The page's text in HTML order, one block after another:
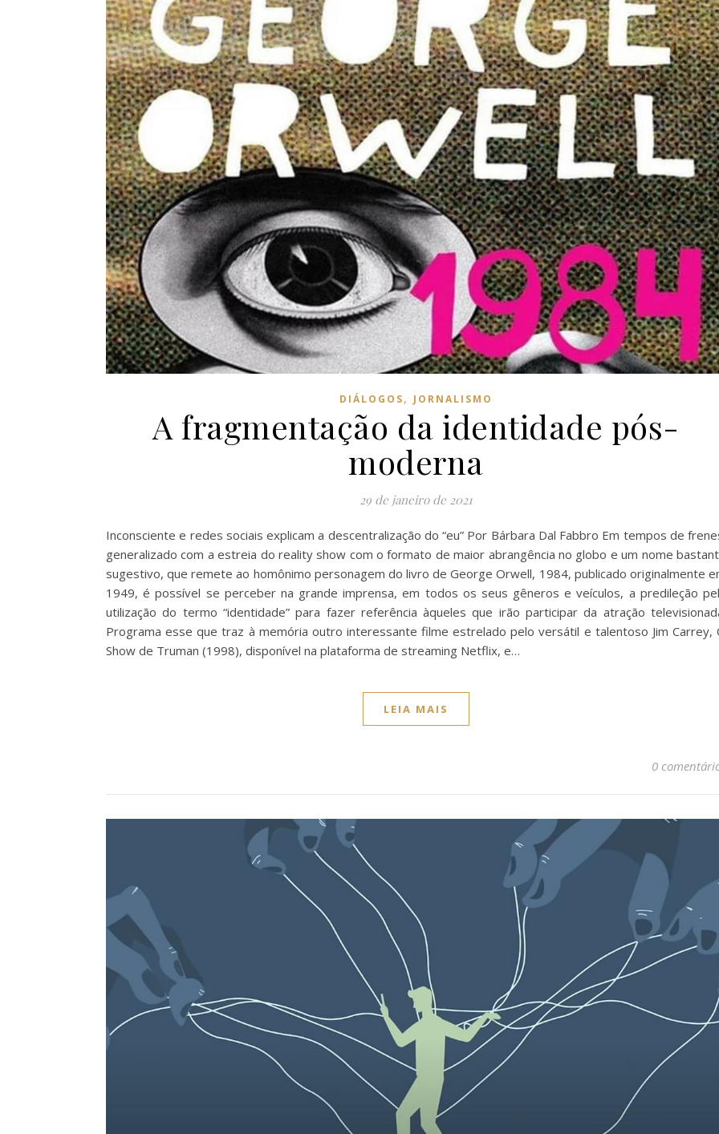
DIÁLOGOS, JORNALISMO
A fragmentação da identidade pós-
moderna
29 de janeiro de 2021
Inconsciente e redes sociais explicam a descentralização do “eu” Por Bárbara Dal Fabbro Em tempos de
generalizado com a estreia do reality show com o formato de maior abrangência no globo e um nome
sugestivo, que remete ao homônimo personagem do livro de George Orwell, 1984, publicado originalmente
1949, é possível se perceber na grande imprensa, em todos os seus gêneros e veículos, a predileção
utilização do termo “identidade” para fazer referência àqueles que irão participar da atração
Programa esse que traz à memória outro interessante filme estrelado pelo versátil e talentoso Jim Carrey,
Show de Truman (1998), disponível na plataforma de streaming Netflix, e…
LEIA MAIS
0